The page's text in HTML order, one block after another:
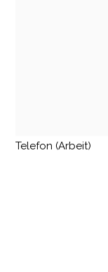
Telefon (Arbeit)